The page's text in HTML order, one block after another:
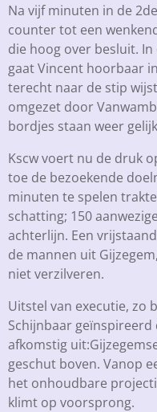
Na vijf minuten in de
counter tot een
die hoog over besluit.
gaat Vincent hoorbaar
terecht naar de stip
omgezet door
bordjes staan weer
Kscw voert nu de druk
toe de bezoekende
minuten te spelen
schatting; 150
achterlijn. Een
de mannen uit
niet verzilveren.
Uitstel van executie, zo
Schijnbaar
afkomstig
geschut boven. Vanop
het onhoudbare
klimt op voorsprong.